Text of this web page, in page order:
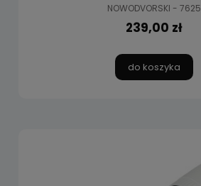
NOWODVORSKI - 7625
239,00 zł
do koszyka